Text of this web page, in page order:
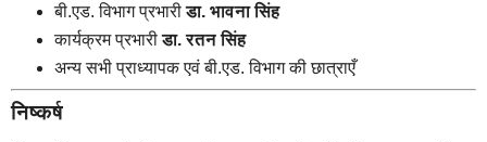
बी.एड. विभाग प्रभारीडा. भावना सिंह
कार्यक्रम प्रभारीडा. रतन सिंह
अन्य सभी प्राध्यापक एवं बी.एड. विभाग की छात्राएँ
निष्कर्ष